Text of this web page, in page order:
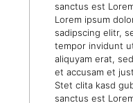
sanctus est
Lorem ipsum
sadipscing elitr,
tempor invidunt
aliquyam erat,
et accusam et
Stet clita kasd
sanctus est